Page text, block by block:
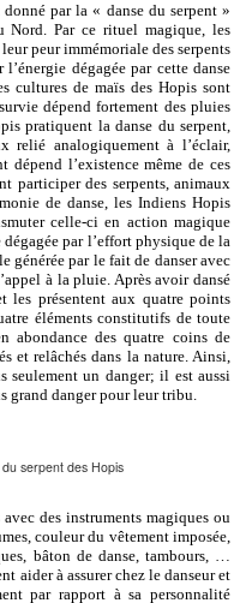
par la « danse du serpent »
Nord. Par ce rituel magique, les
peur immémoriale des serpents
dégagée par cette danse
cultures de maïs des Hopis sont
dépend fortement des pluies
pratiquent la danse du serpent,
relié analogiquement à l’éclair,
dépend l’existence même de ces
participer des serpents, animaux
de danse, les Indiens Hopis
celle-ci en action magique
par l’effort physique de la
générée par le fait de danser avec
à la pluie. Après avoir dansé
les présentent aux quatre points
éléments constitutifs de toute
abondance des quatre coins de
et relâchés dans la nature. Ainsi,
seulement un danger; il est aussi
grand danger pour leur tribu.
serpent des Hopis
des instruments magiques ou
couleur du vêtement imposée,
bâton de danse, tambours, …
aider à assurer chez le danseur et
par rapport à sa personnalité